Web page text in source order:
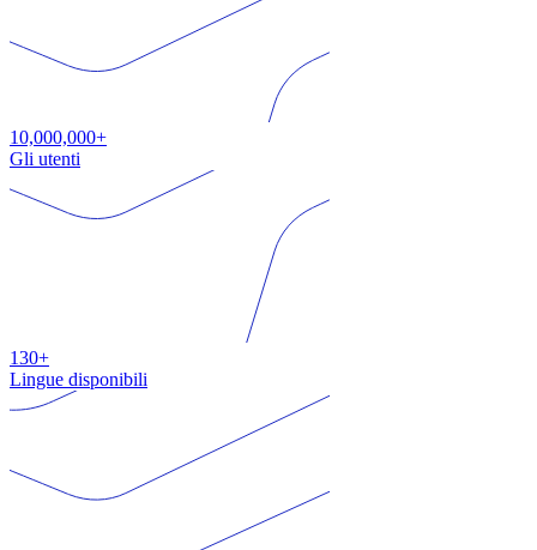
10,000,000+
Gli utenti
130+
Lingue disponibili